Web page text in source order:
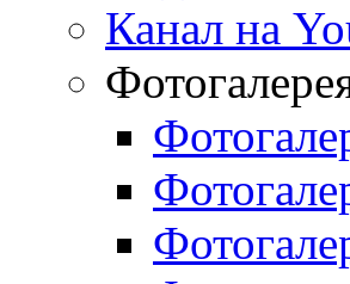
Канал на